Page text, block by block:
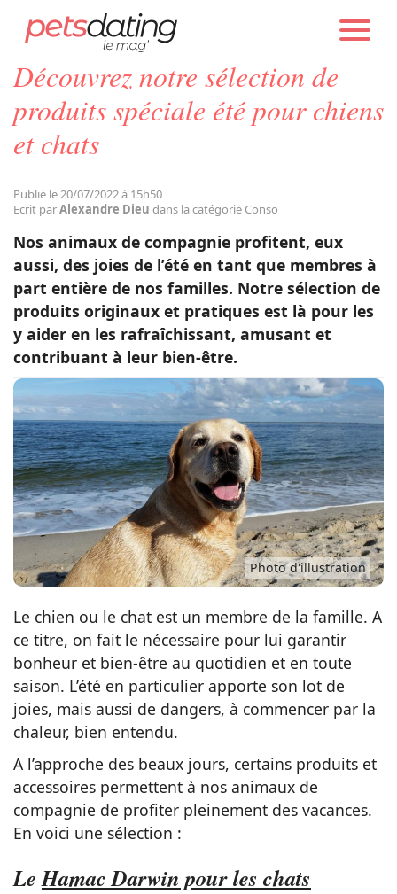
Chien
Faits Divers
Emotion
Tops
Sauvetages
Conso
PETS DATING ACTUALITÉS CONSO
Découvrez notre sélection de
produits spéciale été pour chiens
et chats
Publié le 20/07/2022 à 15h50
Ecrit parAlexandre Dieu dans la catégorie Conso
Nos animaux de compagnie profitent, eux
aussi, des joies de l’été en tant que membres à
part entière de nos familles. Notre sélection de
produits originaux et pratiques est là pour les
y aider en les rafraîchissant, amusant et
contribuant à leur bien-être.
Photo d'illustration
Le chien ou le chat est un membre de la famille. A
ce titre, on fait le nécessaire pour lui garantir
bonheur et bien-être au quotidien et en toute
saison. L’été en particulier apporte son lot de
joies, mais aussi de dangers, à commencer par la
chaleur, bien entendu.
A l’approche des beaux jours, certains produits et
accessoires permettent à nos animaux de
compagnie de profiter pleinement des vacances.
En voici une sélection :
LeHamac Darwin pour les chats